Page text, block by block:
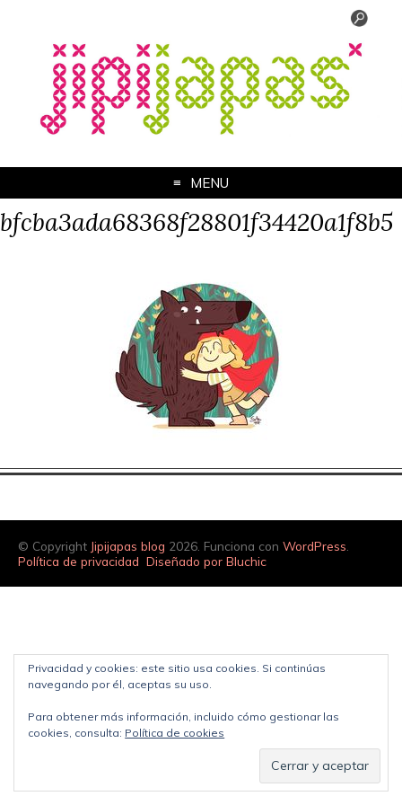
MENU
bfcba3ada68368f28801f34420a1f8b5
© Copyright Jipijapas blog 2026. Funciona con WordPress
Política de privacidad Diseñado por Bluchic
Privacidad y cookies: este sitio usa cookies. Si continúas
navegando por él, aceptas su uso.
Para obtener más información, incluido cómo gestionar las
cookies, consulta: Política de cookies